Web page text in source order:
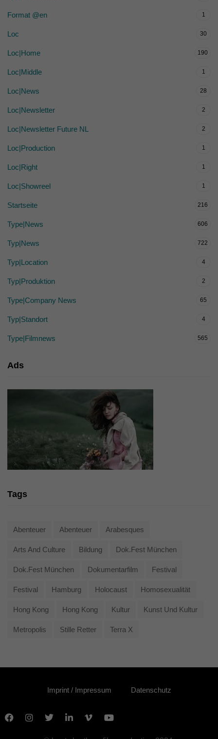
Format @en 1
Loc 30
Loc|Home 190
Loc|Middle 1
Loc|News 28
Loc|Newsletter 2
Loc|Newsletter Future NL 2
Loc|Production 1
Loc|Right 1
Loc|Showreel 1
Startseite 216
Type|News 606
Typ|News 722
Typ|Location 4
Typ|Produktion 2
Type|Company News 65
Typ|Standort 4
Type|Filmnews 565
Ads
Tags
Abenteuer Abenteuer Arabesques
Arts And Culture Bildung Dok.fest München
Dok.fest München Dokumentarfilm Festival
Festival Hamburg Holocaust Homosexualität
Hong Kong Hong Kong Kultur Kunst Und Kultur
Metropolis Stille Retter Terra X
Imprint / Impressum Datenschutz